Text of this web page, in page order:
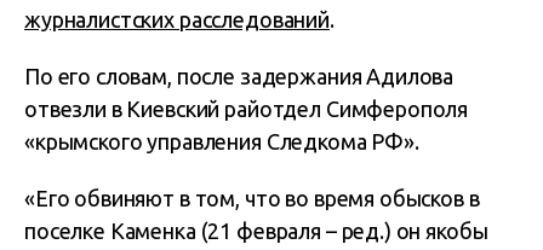
журналистских расследований.
По его словам, после задержания Адилова
отвезли в Киевский райотдел Симферополя
«крымского управления Следкома РФ».
«Его обвиняют в том, что во время обысков в
поселке Каменка (21 февраля – ред.) он якобы